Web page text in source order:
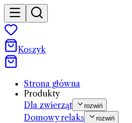
Koszyk
Strona główna
Produkty
Dla zwierząt
rozwiń
Domowy relaks rozwiń